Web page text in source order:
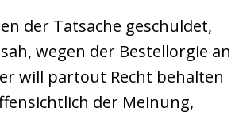
der Tatsache geschuldet,
wegen der Bestellorgie an
will partout Recht behalten
der Meinung,